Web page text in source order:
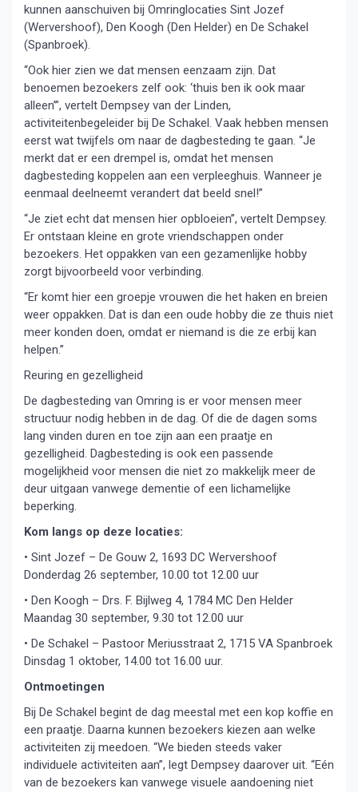
kunnen aanschuiven bij Omringlocaties Sint Jozef
(Wervershoof), Den Koogh (Den Helder) en De Schakel
(Spanbroek).
“Ook hier zien we dat mensen eenzaam zijn. Dat
benoemen bezoekers zelf ook: ‘thuis ben ik ook maar
alleen’”, vertelt Dempsey van der Linden,
activiteitenbegeleider bij De Schakel. Vaak hebben mensen
eerst wat twijfels om naar de dagbesteding te gaan. “Je
merkt dat er een drempel is, omdat het mensen
dagbesteding koppelen aan een verpleeghuis. Wanneer je
eenmaal deelneemt verandert dat beeld snel!”
“Je ziet echt dat mensen hier opbloeien”, vertelt Dempsey.
Er ontstaan kleine en grote vriendschappen onder
bezoekers. Het oppakken van een gezamenlijke hobby
zorgt bijvoorbeeld voor verbinding.
“Er komt hier een groepje vrouwen die het haken en breien
weer oppakken. Dat is dan een oude hobby die ze thuis niet
meer konden doen, omdat er niemand is die ze erbij kan
helpen.”
Reuring en gezelligheid
De dagbesteding van Omring is er voor mensen meer
structuur nodig hebben in de dag. Of die de dagen soms
lang vinden duren en toe zijn aan een praatje en
gezelligheid. Dagbesteding is ook een passende
mogelijkheid voor mensen die niet zo makkelijk meer de
deur uitgaan vanwege dementie of een lichamelijke
beperking.
Kom langs op deze locaties:
• Sint Jozef – De Gouw 2, 1693 DC Wervershoof
Donderdag 26 september, 10.00 tot 12.00 uur
• Den Koogh – Drs. F. Bijlweg 4, 1784 MC Den Helder
Maandag 30 september, 9.30 tot 12.00 uur
• De Schakel – Pastoor Meriusstraat 2, 1715 VA Spanbroek
Dinsdag 1 oktober, 14.00 tot 16.00 uur.
Ontmoetingen
Bij De Schakel begint de dag meestal met een kop koffie en
een praatje. Daarna kunnen bezoekers kiezen aan welke
activiteiten zij meedoen. “We bieden steeds vaker
individuele activiteiten aan”, legt Dempsey daarover uit. “Eén
van de bezoekers kan vanwege visuele aandoening niet